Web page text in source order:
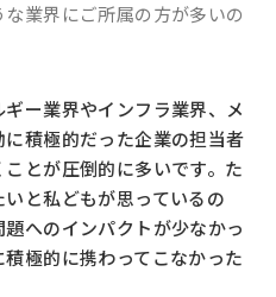
業界にご所属の方が多いの
ー業界やインフラ業界、メ
積極的だった企業の担当者
とが圧倒的に多いです。た
と私どもが思っているの
へのインパクトが少なかっ
極的に携わってこなかった